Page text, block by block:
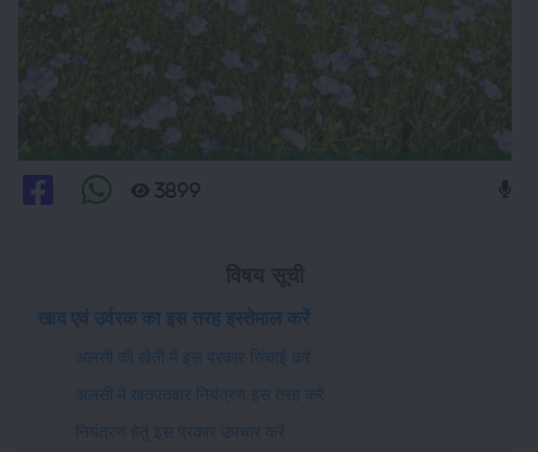
3899
खाद एवं उर्वरक का इस तरह इस्तेमाल करें
अलसी की खेती में इस प्रकार सिंचाई करें
अलसी में खतपतवार नियंत्रण इस तरह करें
नियंत्रण हेतु इस प्रकार उपचार करें